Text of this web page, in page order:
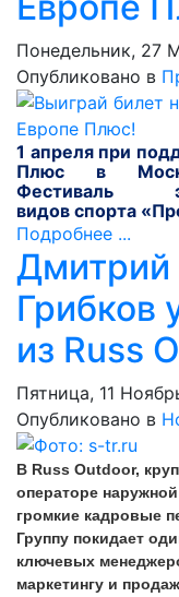
Понедельник, 27
Опубликовано в
1 апреляпри
Плюс в
Фестиваль
видов спорта
Подробнее ...
Дмитрий
Грибков
из Russ
Пятница, 11
Опубликовано в
В Russ Outdoor,
операторе
громкие кадровые
Группу покидает
ключевых
маркетингу и